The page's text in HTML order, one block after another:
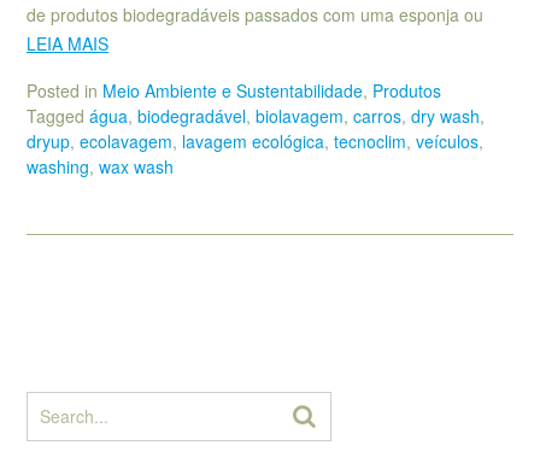
de produtos biodegradáveis passados com uma esponja ou
LEIA MAIS
Posted in Meio Ambiente e Sustentabilidade, Produtos
Tagged água, biodegradável, biolavagem, carros, dry wash,
dryup, ecolavagem, lavagem ecológica, tecnoclim, veículos,
washing, wax wash